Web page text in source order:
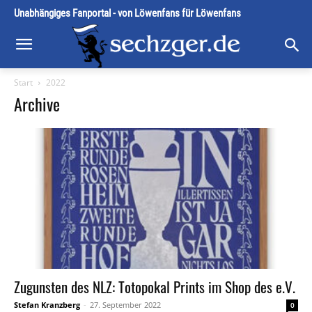
Unabhängiges Fanportal - von Löwenfans für Löwenfans
Start 2022
Archive
Zugunsten des NLZ: Totopokal Prints im Shop des e.V.
Stefan Kranzberg - 27. September 2022 0